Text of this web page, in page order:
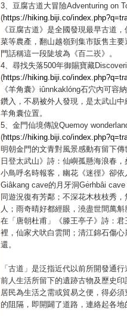
3、豆腐古道大冒險Adventuring on
(https://hiking.biji.co/
《豆腐古道》是全國發現最早古道
菜等農產，翻山越嶺到集市販售主
門話稱這一段陡坡為《百二崁》。
4、尋找失落500年御賜寶藏
(https://hiking.biji.co/
《羊角囊》iûnnkaklóng石穴內可容
鑽入，不易被外人發現，是太武山
羊角囊位置。
5、金門仙境傳說Quemoy
(https://hiking.biji.co/
明朝金門的文青對風景感動有留下
日登太武山》詩：仙嶼孤懸海浪春
小鳥呼名時報客，幽花《迷徑》卻
Giâkang cave的月牙洞Ge̍rhbâi
同遊況復有芳鄰；不深花木枝枝秀
人；雨奇晴好都經眼，澆盡世間萬
在「唐朝杜甫」《滕王亭子》詩：
裡，仙家犬吠白雲間；清江錦石傷
還。
「古道」是泛指近代以前所開發通
前人生活所留下的遺跡古物及歷史
居民為生活之需或貿易之便，得必
的阻隔，即開闢了道路，連絡起各地